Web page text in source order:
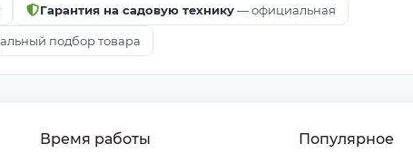
Гарантия на садовую технику— официальная
подбор товара
Время работы Популярное